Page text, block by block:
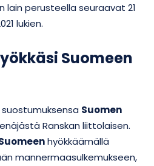
lain perusteella seuraavat 21
lukien.
Suomeen
suostumuksensa Suomen
Ranskan liittolaisen.
hyökkäämällä
mannermaasulkemukseen,